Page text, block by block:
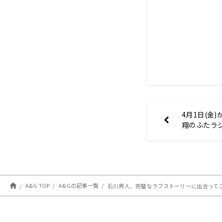
4月1日(金)
翔のふたラ
A&G TOP A&Gの記事一覧 石川界人、完璧なラブストーリーに出会っ